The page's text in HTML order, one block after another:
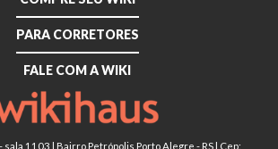
PARA CORRETORES
FALE COM A WIKI
sala 1103 | Bairro Petrópolis Porto Alegre - RS | Cep: